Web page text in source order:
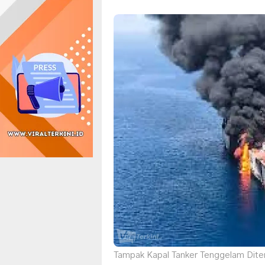
Tampak Kapal Tanker Tenggelam